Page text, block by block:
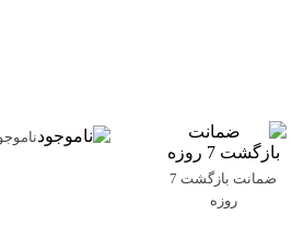
ضمانت بازگشت 7
روزه